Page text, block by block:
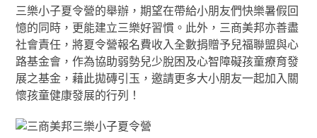
三樂小子夏令營的舉辦，期望在帶給小朋友們快樂暑假回
憶的同時，更能建立三樂好習慣。此外，三商美邦亦善盡
社會責任，將夏令營報名費收入全數捐贈予兒福聯盟與心
路基金會，作為協助弱勢兒少脫困及心智障礙孩童療育發
展之基金，藉此拋磚引玉，邀請更多大小朋友一起加入關
懷孩童健康發展的行列！